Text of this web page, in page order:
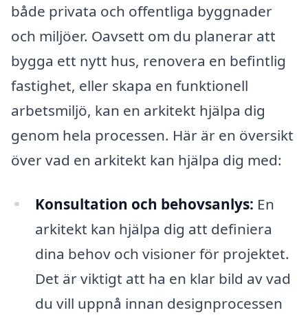
både privata och offentliga byggnader
och miljöer. Oavsett om du planerar att
bygga ett nytt hus, renovera en befintlig
fastighet, eller skapa en funktionell
arbetsmiljö, kan en arkitekt hjälpa dig
genom hela processen. Här är en översikt
över vad en arkitekt kan hjälpa dig med:
Konsultation och behovsanlys: En
arkitekt kan hjälpa dig att definiera
dina behov och visioner för projektet.
Det är viktigt att ha en klar bild av vad
du vill uppnå innan designprocessen